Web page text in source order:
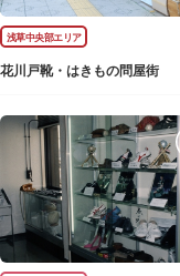
浅草中央部エリア
花川戸靴・はきもの問屋街